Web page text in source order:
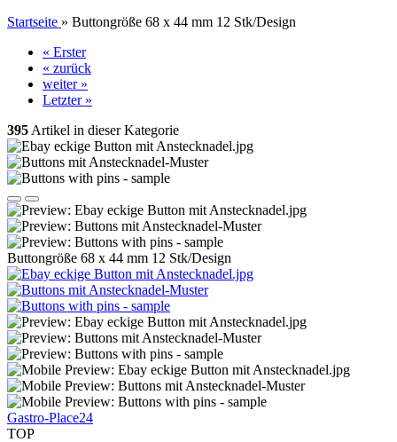
Startseite » Buttongröße 68 x 44 mm 12 Stk/Design
« Erster
« zurück
weiter »
Letzter »
395 Artikel in dieser Kategorie
Buttongröße 68 x 44 mm 12 Stk/Design
Gastro-Place24
TOP